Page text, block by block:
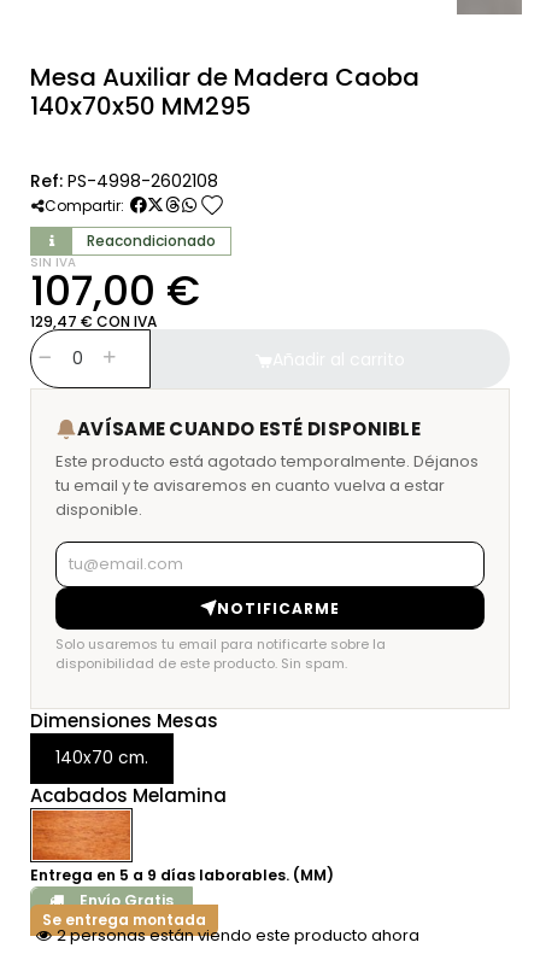
Mesa Auxiliar de Madera Caoba
140x70x50 MM295
Ref: PS-4998-2602108
Compartir: favorite
Reacondicionado
SIN IVA
107,00 €
129,47 € CON IVA
AVÍSAME CUANDO ESTÉ DISPONIBLE
Este producto está agotado temporalmente. Déjanos
tu email y te avisaremos en cuanto vuelva a estar
disponible.
NOTIFICARME
Solo usaremos tu email para notificarte sobre la
disponibilidad de este producto. Sin spam.
Dimensiones Mesas
140x70 cm.
Acabados Melamina
Entrega en 5 a 9 días laborables. (MM)
Envío Gratis
Se entrega montada
2 personas están viendo este producto ahora